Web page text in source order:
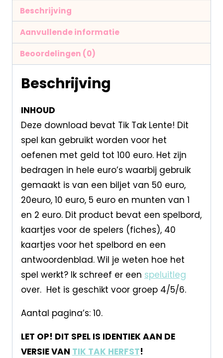
Beschrijving
Aanvullende informatie
Beoordelingen (0)
Beschrijving
INHOUD
Deze download bevat Tik Tak Lente! Dit
spel kan gebruikt worden voor het
oefenen met geld tot 100 euro. Het zijn
bedragen in hele euro’s waarbij gebruik
gemaakt is van een biljet van 50 euro,
20euro, 10 euro, 5 euro en munten van 1
en 2 euro. Dit product bevat een spelbord,
kaartjes voor de spelers (fiches), 40
kaartjes voor het spelbord en een
antwoordenblad. Wil je weten hoe het
spel werkt? Ik schreef er een speluitleg
over. Het is geschikt voor groep 4/5/6.
Aantal pagina’s: 10.
LET OP! DIT SPEL IS IDENTIEK AAN DE
VERSIE VAN TIK TAK HERFST!